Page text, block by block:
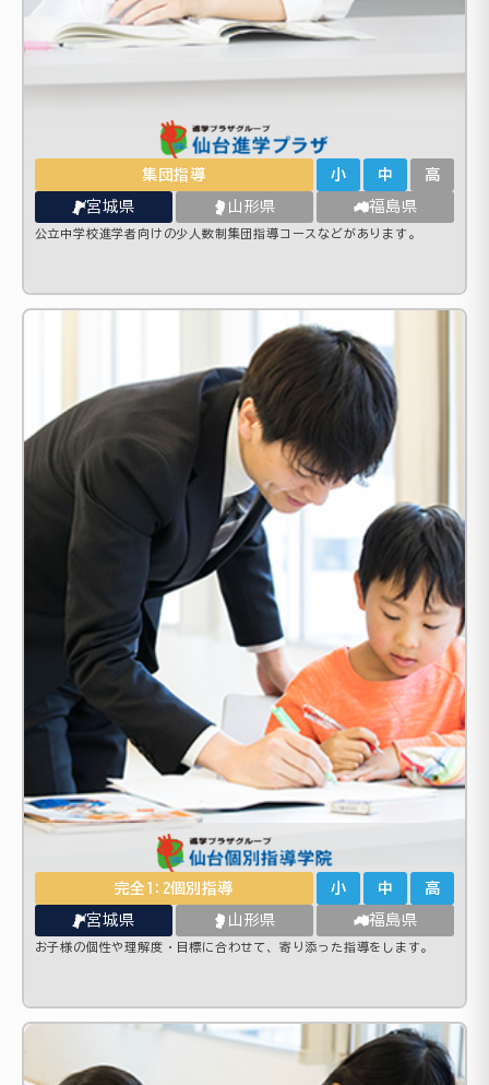
集団指導 小 中 高
宮城県 山形県 福島県
公立中学校進学者向けの少人数制集団指導コースなどがあります。
完全1:2個別指導 小 中 高
宮城県 山形県 福島県
お子様の個性や理解度・目標に合わせて、寄り添った指導をします。